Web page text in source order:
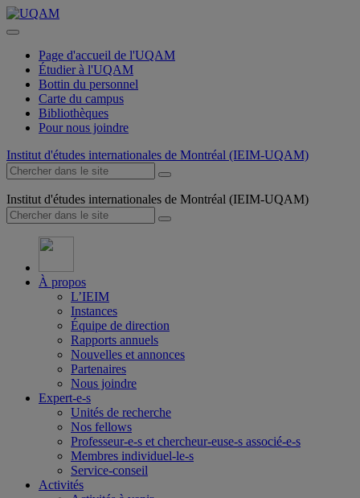
Page d'accueil de l'UQAM
Étudier à l'UQAM
Bottin du personnel
Carte du campus
Bibliothèques
Pour nous joindre
Institut d'études internationales de Montréal (IEIM-UQAM)
Institut d'études internationales de Montréal (IEIM-UQAM)
À propos
L’IEIM
Instances
Équipe de direction
Rapports annuels
Nouvelles et annonces
Partenaires
Nous joindre
Expert-e-s
Unités de recherche
Nos fellows
Professeur-e-s et chercheur-euse-s associé-e-s
Membres individuel-le-s
Service-conseil
Activités